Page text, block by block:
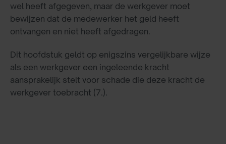
wel heeft afgegeven, maar de werkgever moet
bewijzen dat de medewerker het geld heeft
ontvangen en niet heeft afgedragen.
Dit hoofdstuk geldt op enigszins vergelijkbare wijze
als een werkgever een ingeleende kracht
aansprakelijk stelt voor schade die deze kracht de
werkgever toebracht (7.).